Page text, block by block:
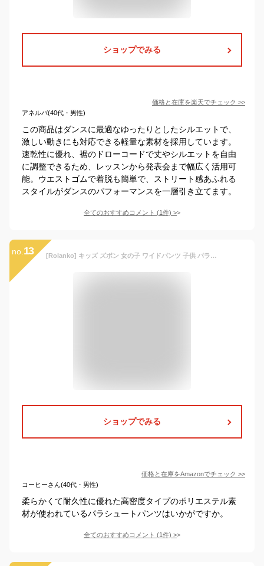
ショップでみる
価格と在庫を楽天でチェック >>
アネルバ(40代・男性)
この商品はダンスに最適なゆったりとしたシルエットで、
激しい動きにも対応できる軽量な素材を採用しています。
速乾性に優れ、裾のドローコードで丈やシルエットを自由
に調整できるため、レッスンから発表会まで幅広く活用可
能。ウエストゴムで着脱も簡単で、ストリート感あふれる
スタイルがダンスのパフォーマンスを一層引き立てます。
全てのおすすめコメント (1件) >
no. 13 [Rolanko] キッズ ズボン 女の子 ワイドパンツ 子供 パラシュートパンツ ガールズ 長ズボン Y2K ダンス 普段着 おしゃれ ピンク 150
ショップでみる
価格と在庫をAmazonでチェック >>
コーヒーさん(40代・男性)
柔らかくて耐久性に優れた高密度タイプのポリエステル素
材が使われているパラシュートパンツはいかがですか。
全てのおすすめコメント (1件) >